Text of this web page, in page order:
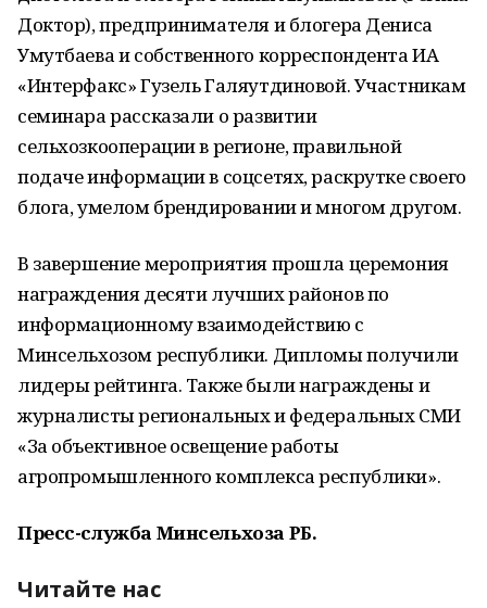
Доктор), предпринимателя и блогера Дениса
Умутбаева и собственного корреспондента ИА
«Интерфакс» Гузель Галяутдиновой. Участникам
семинара рассказали о развитии
сельхозкооперации в регионе, правильной
подаче информации в соцсетях, раскрутке своего
блога, умелом брендировании и многом другом.
В завершение мероприятия прошла церемония
награждения десяти лучших районов по
информационному взаимодействию с
Минсельхозом республики. Дипломы получили
лидеры рейтинга. Также были награждены и
журналисты региональных и федеральных СМИ
«За объективное освещение работы
агропромышленного комплекса республики».
Пресс-служба Минсельхоза РБ.
Читайте нас